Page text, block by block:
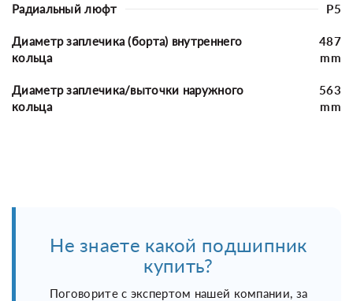
Радиальный люфт P5
Диаметр заплечика (борта) внутреннего
кольца
487
mm
Диаметр заплечика/выточки наружного
кольца
563
mm
Не знаете какой подшипник
купить?
Поговорите с экспертом нашей компании, за